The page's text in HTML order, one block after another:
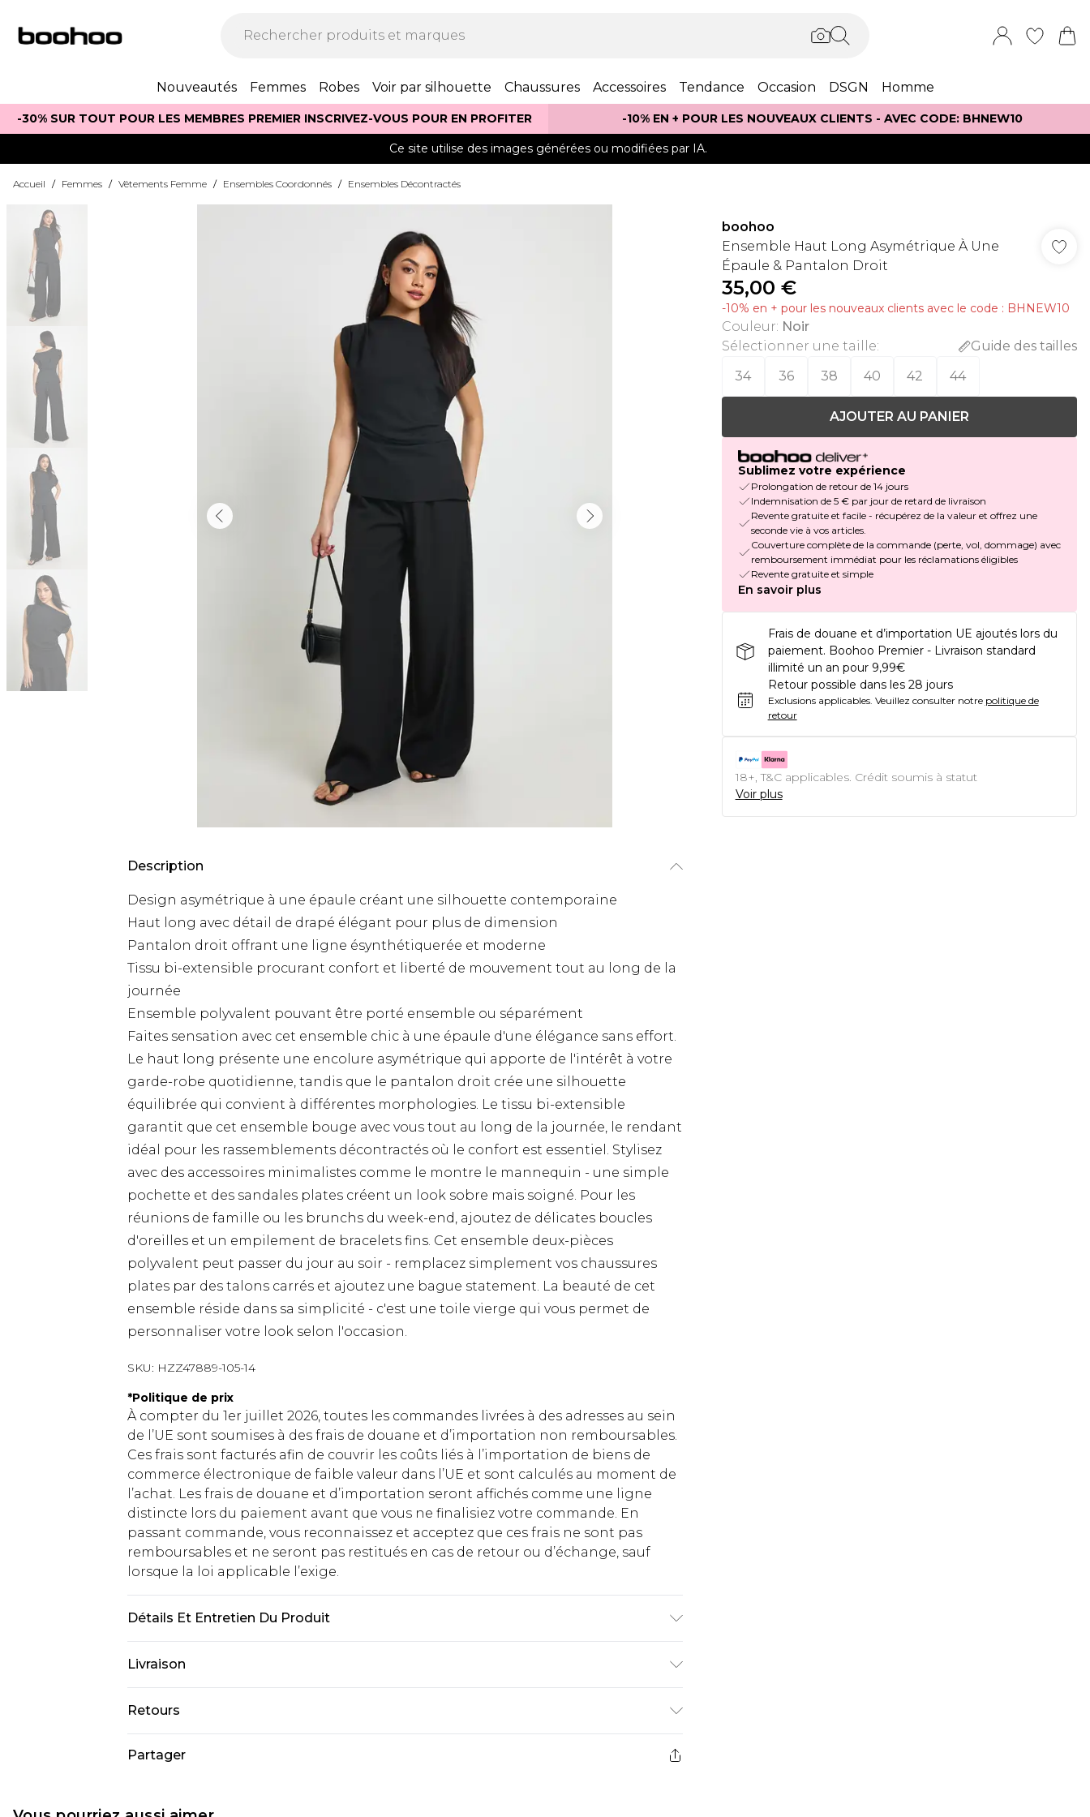
Nouveautés Femmes Robes Voir par silhouette Chaussures Accessoires Tendance Occasion DSGN Homme
-30% SUR TOUT POUR LES MEMBRES PREMIER INSCRIVEZ-VOUS POUR EN PROFITER -10% EN + POUR LES NOUVEAUX CLIENTS - AVEC CODE: BHNEW10
Ce site utilise des images générées ou modifiées par IA.
Accueil / Femmes / Vêtements Femme / Ensembles Coordonnés / Ensembles Décontractés
Description
Design asymétrique à une épaule créant une silhouette contemporaine
Haut long avec détail de drapé élégant pour plus de dimension
Pantalon droit offrant une ligne ésynthétiquerée et moderne
Tissu bi-extensible procurant confort et liberté de mouvement tout au long de la
journée
Ensemble polyvalent pouvant être porté ensemble ou séparément
Faites sensation avec cet ensemble chic à une épaule d'une élégance sans effort.
Le haut long présente une encolure asymétrique qui apporte de l'intérêt à votre
garde-robe quotidienne, tandis que le pantalon droit crée une silhouette
équilibrée qui convient à différentes morphologies. Le tissu bi-extensible
garantit que cet ensemble bouge avec vous tout au long de la journée, le rendant
idéal pour les rassemblements décontractés où le confort est essentiel. Stylisez
avec des accessoires minimalistes comme le montre le mannequin - une simple
pochette et des sandales plates créent un look sobre mais soigné. Pour les
réunions de famille ou les brunchs du week-end, ajoutez de délicates boucles
d'oreilles et un empilement de bracelets fins. Cet ensemble deux-pièces
polyvalent peut passer du jour au soir - remplacez simplement vos chaussures
plates par des talons carrés et ajoutez une bague statement. La beauté de cet
ensemble réside dans sa simplicité - c'est une toile vierge qui vous permet de
personnaliser votre look selon l'occasion.
SKU: HZZ47889-105-14
*Politique de prix
À compter du 1er juillet 2026, toutes les commandes livrées à des adresses au sein
de l’UE sont soumises à des frais de douane et d’importation non remboursables.
Ces frais sont facturés afin de couvrir les coûts liés à l’importation de biens de
commerce électronique de faible valeur dans l’UE et sont calculés au moment de
l’achat. Les frais de douane et d’importation seront affichés comme une ligne
distincte lors du paiement avant que vous ne finalisiez votre commande. En
passant commande, vous reconnaissez et acceptez que ces frais ne sont pas
remboursables et ne seront pas restitués en cas de retour ou d’échange, sauf
lorsque la loi applicable l’exige.
Détails Et Entretien Du Produit
Livraison
Livraison standard France
€2.99
Livraison express France
€9.99
Evri Parcel Shop
Retours
nous retourner un article.
demandée.
Partager
boohoo
Ensemble Haut Long Asymétrique À Une
Épaule & Pantalon Droit
35,00 €
-10% en + pour les nouveaux clients avec le code : BHNEW10
Couleur: Noir
Sélectionner une taille:
Guide des tailles
34
36 38 40 42 44
AJOUTER AU PANIER
Sublimez votre expérience
Prolongation de retour de 14 jours
Indemnisation de 5 € par jour de retard de livraison
Revente gratuite et facile - récupérez de la valeur et offrez une
seconde vie à vos articles.
Couverture complète de la commande (perte, vol, dommage) avec
remboursement immédiat pour les réclamations éligibles
Revente gratuite et simple
En savoir plus
Frais de douane et d’importation UE ajoutés lors du
paiement. Boohoo Premier - Livraison standard
illimité un an pour 9,99€
Retour possible dans les 28 jours
Exclusions applicables. Veuillez consulter notre politique de
retour
18+, T&C applicables. Crédit soumis à statut
Voir plus